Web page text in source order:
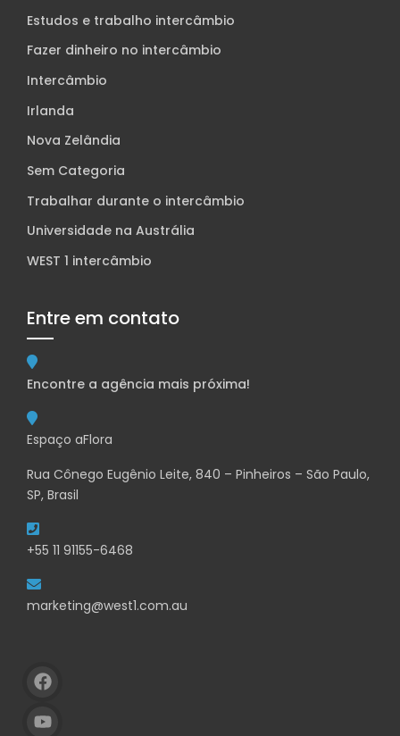
Estudos e trabalho intercâmbio
Fazer dinheiro no intercâmbio
Intercâmbio
Irlanda
Nova Zelândia
Sem Categoria
Trabalhar durante o intercâmbio
Universidade na Austrália
WEST 1 intercâmbio
Entre em contato
Encontre a agência mais próxima!
Espaço aFlora
Rua Cônego Eugênio Leite, 840 – Pinheiros – São Paulo,
SP, Brasil
+55 11 91155-6468
marketing@west1.com.au